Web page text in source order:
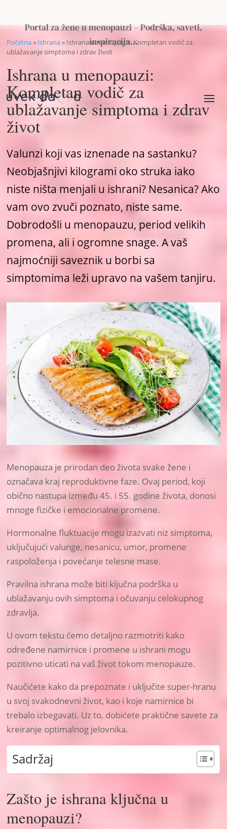
Portal za žene u menopauzi – Podrška, saveti,
inspiracija…
Početna» Ishrana» Ishrana u menopauzi: Kompletan vodič za
ublažavanje simptoma i zdrav život
Ishrana u menopauzi:
Kompletan vodič za
ublažavanje simptoma i zdrav
život
Valunzi koji vas iznenade na sastanku?
Neobjašnjivi kilogrami oko struka iako
niste ništa menjali u ishrani? Nesanica? Ako
vam ovo zvuči poznato, niste same.
Dobrodošli u menopauzu, period velikih
promena, ali i ogromne snage. A vaš
najmoćniji saveznik u borbi sa
simptomima leži upravo na vašem tanjiru.
Menopauza je prirodan deo života svake žene i
označava kraj reproduktivne faze. Ovaj period, koji
obično nastupa između 45. i 55. godine života, donosi
mnoge fizičke i emocionalne promene.
Hormonalne fluktuacije mogu izazvati niz simptoma,
uključujući valunge, nesanicu, umor, promene
raspoloženja i povećanje telesne mase.
Pravilna ishrana može biti ključna podrška u
ublažavanju ovih simptoma i očuvanju celokupnog
zdravlja.
U ovom tekstu ćemo detaljno razmotriti kako
određene namirnice i promene u ishrani mogu
pozitivno uticati na vaš život tokom menopauze.
Naučićete kako da prepoznate i uključite super-hranu
u svoj svakodnevni život, kao i koje namirnice bi
trebalo izbegavati. Uz to, dobićete praktične savete za
kreiranje optimalnog jelovnika.
Sadržaj
Zašto je ishrana ključna u
menopauzi?